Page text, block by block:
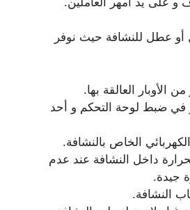
أو عطل للنشافة حيث نوفر
الأوبار العالقة بها.
في ضبط لوحة التحكم و أحد
الخاص بالنشافة.
داخل النشافة عند عدم
جيدة.
النشافة.